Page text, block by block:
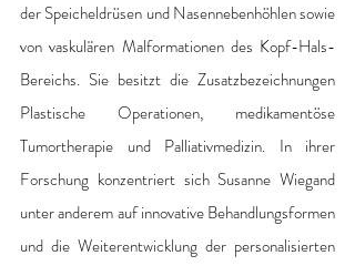
der Speicheldrüsen und Nasennebenhöhlen sowie
von vaskulären Malformationen des Kopf-Hals-
Bereichs. Sie besitzt die Zusatzbezeichnungen
Plastische Operationen, medikamentöse
Tumortherapie und Palliativmedizin. In ihrer
Forschung konzentriert sich Susanne Wiegand
unter anderem auf innovative Behandlungsformen
und die Weiterentwicklung der personalisierten